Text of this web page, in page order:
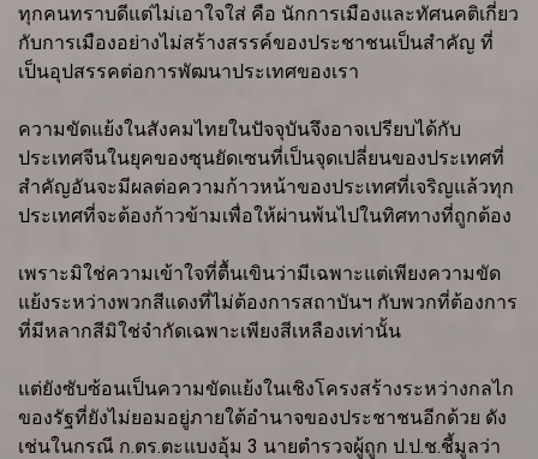
ทุกคนทราบดีแต่ไม่เอาใจใส่ คือ นักการเมืองและทัศนคติเกี่ยว
กับการเมืองอย่างไม่สร้างสรรค์ของประชาชนเป็นสำคัญ ที่
เป็นอุปสรรคต่อการพัฒนาประเทศของเรา
ความขัดแย้งในสังคมไทยในปัจจุบันจึงอาจเปรียบได้กับ
ประเทศจีนในยุคของซุนยัดเซนที่เป็นจุดเปลี่ยนของประเทศที่
สำคัญอันจะมีผลต่อความก้าวหน้าของประเทศที่เจริญแล้วทุก
ประเทศที่จะต้องก้าวข้ามเพื่อให้ผ่านพ้นไปในทิศทางที่ถูกต้อง
เพราะมิใช่ความเข้าใจที่ตื้นเขินว่ามีเฉพาะแต่เพียงความขัด
แย้งระหว่างพวกสีแดงที่ไม่ต้องการสถาบันฯ กับพวกที่ต้องการ
ที่มีหลากสีมิใช่จำกัดเฉพาะเพียงสีเหลืองเท่านั้น
แต่ยังซับซ้อนเป็นความขัดแย้งในเชิงโครงสร้างระหว่างกลไก
ของรัฐที่ยังไม่ยอมอยู่ภายใต้อำนาจของประชาชนอีกด้วย ดัง
เช่นในกรณี ก.ตร.ตะแบงอุ้ม 3 นายตำรวจผู้ถูก ป.ป.ช.ชี้มูลว่า